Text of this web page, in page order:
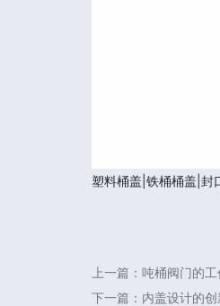
塑料桶盖|铁桶桶盖|封
上一篇： 吨桶阀门的
下一篇： 内盖设计的